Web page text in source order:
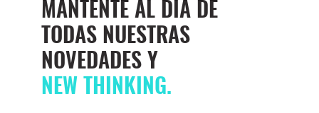
MANTENTE AL DÍA DE
TODAS NUESTRAS
NOVEDADES Y
NEW THINKING.